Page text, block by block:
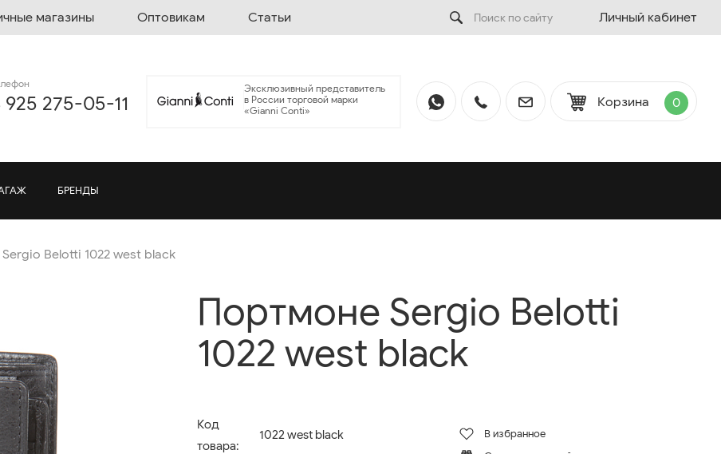
магазины Оптовикам Статьи Личный кабинет
925 275-05-11
Эксклюзивный представитель
в России торговой марки
«Gianni Conti»
Корзина 0
БРЕНДЫ
Belotti 1022 west black
Портмоне Sergio Belotti
1022 west black
Код
товара:
1022 west black
В избранное